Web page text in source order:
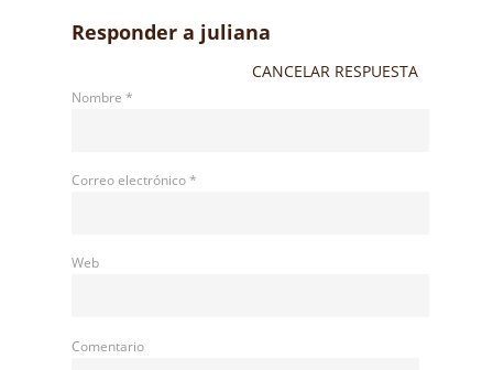
Responder a juliana
CANCELAR RESPUESTA
Nombre *
Correo electrónico*
Web
Comentario